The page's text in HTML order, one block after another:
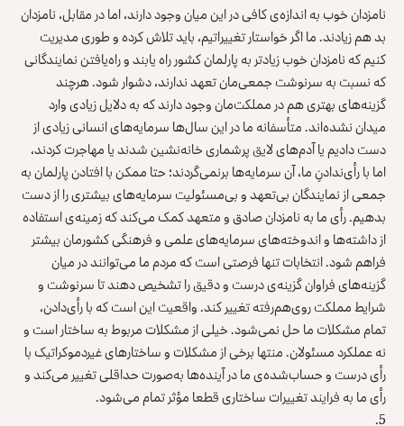
نامزدان خوب به اندازه‌ی کافی در این میان وجود دارند، اما در مقابل، نامزدان
بد هم زیادند. ما اگر خواستار تغییراتیم، باید تلاش کرده و طوری مدیریت
کنیم که نامزدان خوب زیادتر به پارلمان کشور راه یابند و راه‌یافتن نمایندگانی
که نسبت به سرنوشت جمعی‌مان تعهد ندارند، دشوار شود. هرچند
گزینه‌های بهتری هم در مملکت‌مان وجود دارند که به دلایل زیادی وارد
میدان نشده‌اند. متأسفانه ما در این سال‌ها سرمایه‌های انسانی زیادی از
دست دادیم یا آدم‌های لایق پرشماری خانه‌نشین شدند یا مهاجرت کردند،
اما با رأی‌ندادنِ ما، آن سرمایه‌ها برنمی‌گردند؛ حتا ممکن با افتادن پارلمان به
جمعی از نمایندگان بی‌تعهد و بی‌مسئولیت سرمایه‌های بیشتری را از دست
بدهیم. رأی ما به نامزدان صادق و متعهد کمک می‌کند که زمینه‌ی استفاده
از داشته‌ها و اندوخته‌های سرمایه‌های علمی و فرهنگی کشورمان بیشتر
فراهم شود. انتخابات تنها فرصتی است که مردم ما می‌توانند در میان
گزینه‌های فراوان گزینه‌ی درست و دقیق را تشخیص دهند تا سرنوشت و
شرایط مملکت روی‌هم‌رفته تغییر کند. واقعیت این است که با رأی‌دادن،
تمام مشکلات ما حل نمی‌شود. خیلی از مشکلات مربوط به ساختار است و
نه عملکرد مسئولان. منتها برخی از مشکلات و ساختارهای غیردموکراتیک با
رأی درست و حساب‌شده‌ی ما در آینده‌ها به‌صورت حداقلی تغییر می‌کند و
رأی ما به فرایند تغییرات ساختاری قطعا مؤثر تمام می‌شود.